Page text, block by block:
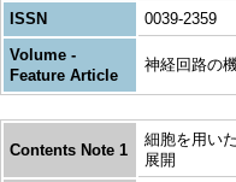
ISSN
0039-2359
Volume -
Feature Article
神経回路の
Contents Note 1
細胞を用い
展開